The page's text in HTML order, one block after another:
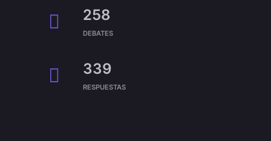
258
DEBATES
339
RESPUESTAS